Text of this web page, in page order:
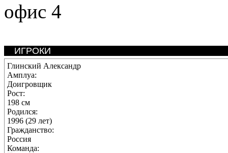
офис 4
ИГРОКИ
Глинский Александр
Амплуа:
Доигровщик
Рост:
198 см
Родился:
1996 (29 лет)
Гражданство:
Россия
Команда: